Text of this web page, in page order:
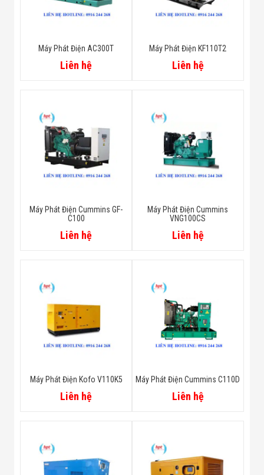
Máy Phát Điện AC300T
Liên hệ
Máy Phát Điện KF110T2
Liên hệ
Máy Phát Điện Cummins GF-
C100
Liên hệ
Máy Phát Điện Cummins
VNG100CS
Liên hệ
Máy Phát Điện Kofo V110K5
Liên hệ
Máy Phát Điện Cummins C110D
Liên hệ